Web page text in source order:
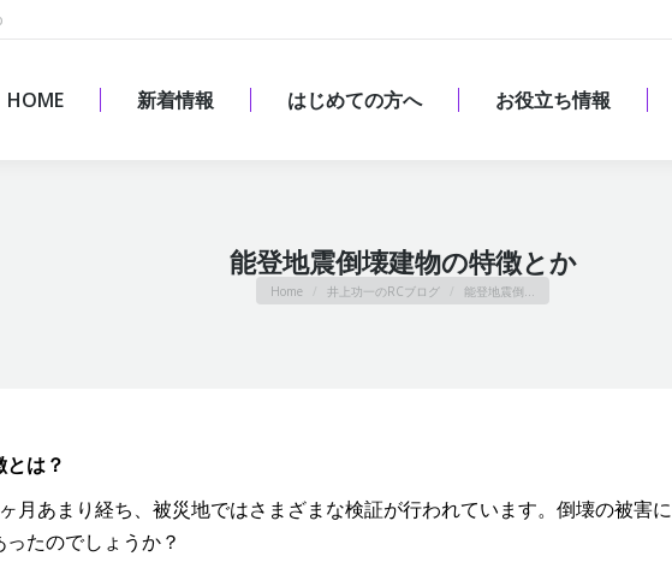
HOME 新着情報 はじめての方へ お役立ち情報
能登地震倒壊建物の特徴とか
You are here:
Home 井上功一のRCブログ 能登地震倒…
は？
月あまり経ち、被災地ではさまざまな検証が行われています。倒壊の被害
たのでしょうか？
HOME 新着情報 はじめての方へ お役立ち情報